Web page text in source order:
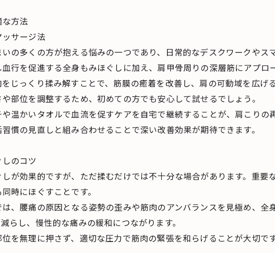
方法
サージ法
の多くの方が抱える悩みの一つであり、日常的なデスクワークやス
行を促進する全身もみほぐしに加え、肩甲骨周りの深層筋にアプロ
じっくり揉み解すことで、筋膜の癒着を改善し、肩の可動域を広げ
部位を調整するため、初めての方でも安心して試せるでしょう。
温かいタオルで血流を促すケアを自宅で継続することが、肩こり
慣の見直しと組み合わせることで深い改善効果が期待できます。
のコツ
が効果的ですが、ただ揉むだけでは不十分な場合があります。重
時にほぐすことです。
、腰痛の原因となる姿勢の歪みや筋肉のアンバランスを見極め、全
らし、慢性的な痛みの緩和につながります。
を無理に押さず、適切な圧力で筋肉の緊張を和らげることが大切で